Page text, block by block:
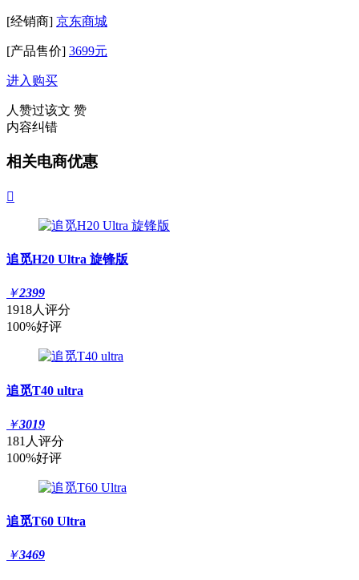
[经销商] 京东商城
[产品售价] 3699元
进入购买
人赞过该文 赞
内容纠错
相关电商优惠

追觅H20 Ultra 旋锋版
￥2399
1918人评分
100%好评
追觅T40 ultra
￥3019
181人评分
100%好评
追觅T60 Ultra
￥3469